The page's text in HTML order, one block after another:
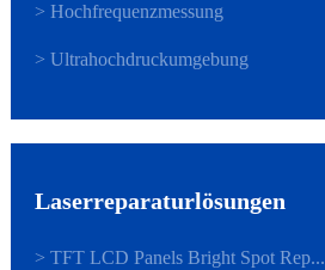
> Hochfrequenzmessung
> Ultrahochdruckumgebung
Laserreparaturlösungen
> TFT LCD Panels Bright Spot Rep...